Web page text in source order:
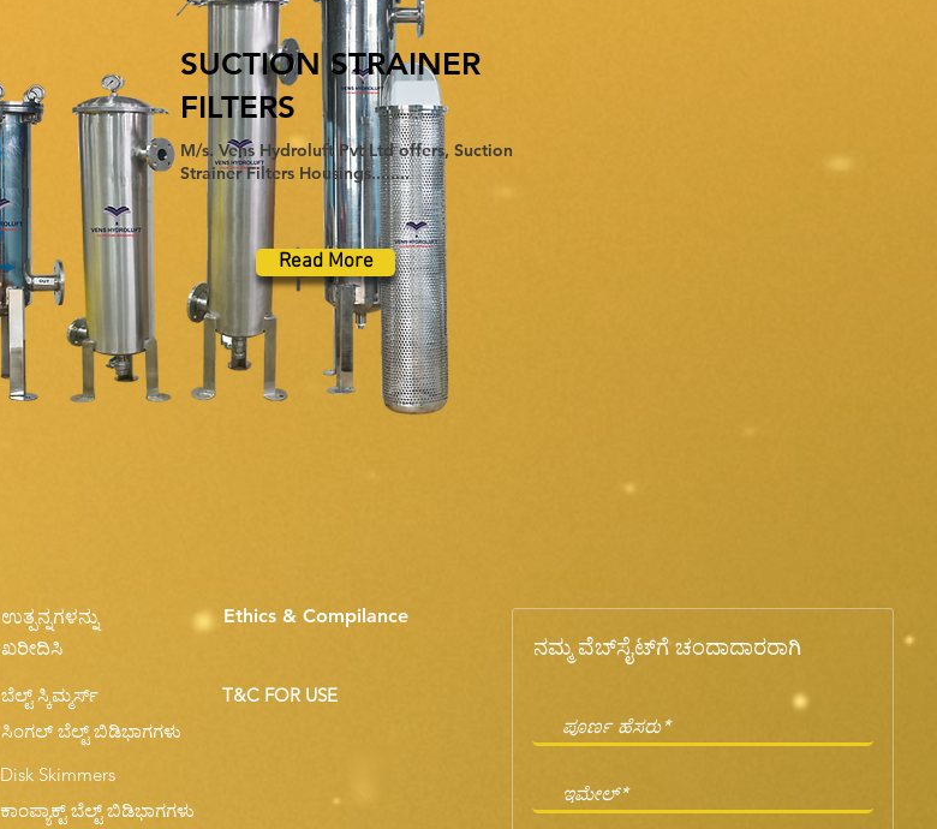
SUCTION STRAINER
FILTERS
M/s. Vens Hydroluft Pvt Ltd offers, Suction
Strainer Filters Housings........
Read More
ಉತ್ಪನ್ನಗಳನ್ನು
ಖರೀದಿಸಿ
ಬೆಲ್ಟ್ ಸ್ಕಿಮ್ಮರ್ಸ್
Ethics & Compilance
T&C FOR USE
ಸಿಂಗಲ್ ಬೆಲ್ಟ್ ಬಿಡಿಭಾಗಗಳು
Disk Skimmers
ಕಾಂಪ್ಯಾಕ್ಟ್ ಬೆಲ್ಟ್ ಬಿಡಿಭಾಗಗಳು
ನಮ್ಮ ವೆಬ್‌ಸೈಟ್‌ಗೆ ಚಂದಾದಾರರಾಗಿ